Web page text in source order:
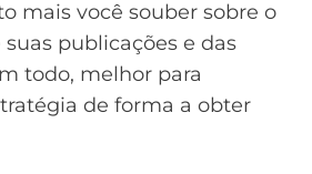
mais você souber sobre o
publicações e das
todo, melhor para
de forma a obter